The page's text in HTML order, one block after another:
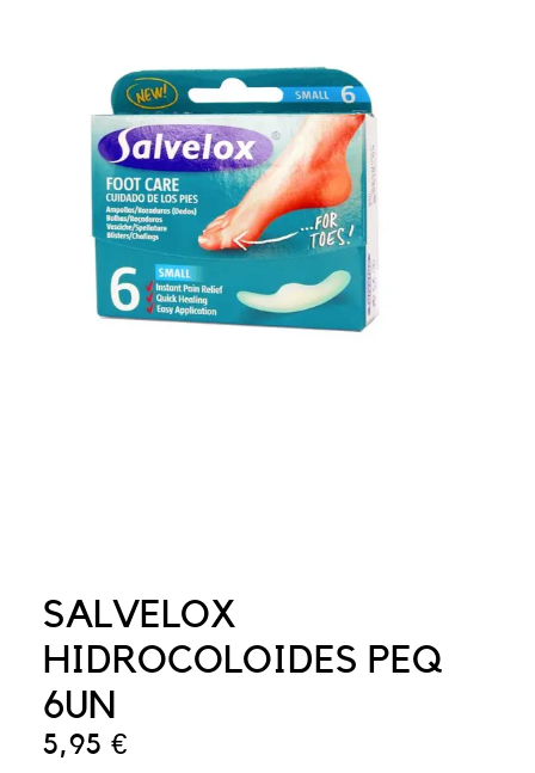
SALVELOX
HIDROCOLOIDES PEQ
6UN
5,95 €